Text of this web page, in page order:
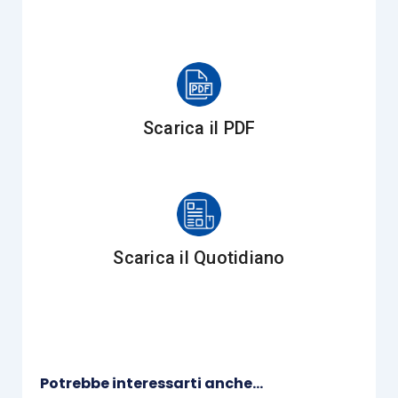
Nella disamina di tale doglianza, che è stata
precisato che, ai fini della notificazione
, ove non abbia rinvenuto il
destinatario nel luogo diresidenza
certificato anagrafico, è tenuto a svolgere
ulteriore ricerca ed indagine, dandone conto
Scarica il PDF
Scarica il Quotidiano
Potrebbe interessarti anche...